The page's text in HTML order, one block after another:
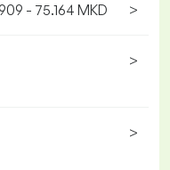
- 75.164 MKD >
>
>